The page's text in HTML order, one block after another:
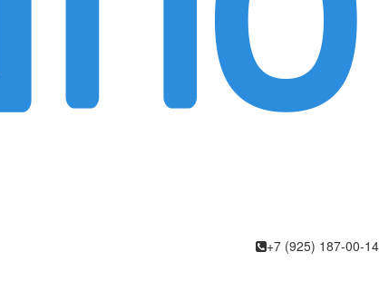
+7 (925) 187-00-14